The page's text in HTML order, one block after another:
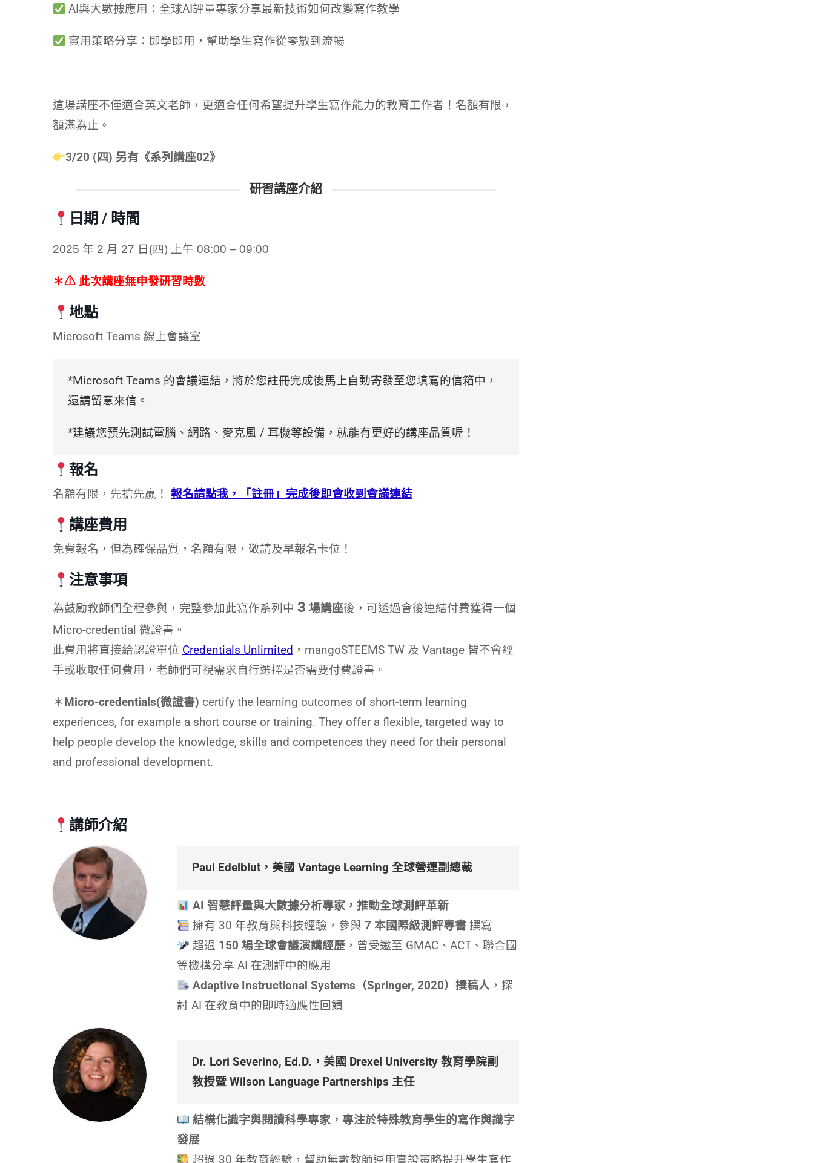
AI與大數據應用：全球AI評量專家分享最新技術如何改變寫作教學
實用策略分享：即學即用，幫助學生寫作從零散到流暢
這場講座不僅適合英文老師，更適合任何希望提升學生寫作能力的教育工作者！名額有限，
額滿為止。
3/20 (四) 另有《系列講座02》
研習講座介紹
日期 / 時間
2025 年 2 月 27 日(四) 上午 08:00 – 09:00
＊⚠ 此次講座無申發研習時數
地點
Microsoft Teams 線上會議室
*Microsoft Teams 的會議連結，將於您註冊完成後馬上自動寄發至您填寫的信箱中，
還請留意來信。
*建議您預先測試電腦、網路、麥克風 / 耳機等設備，就能有更好的講座品質喔！
報名
名額有限，先搶先贏！ 報名請點我，「註冊」完成後即會收到會議連結
講座費用
免費報名，但為確保品質，名額有限，敬請及早報名卡位！
注意事項
為鼓勵教師們全程參與，完整參加此寫作系列中 3 場講座後，可透過會後連結付費獲得一個
Micro-credential 微證書。
此費用將直接給認證單位 Credentials Unlimited ，mangoSTEEMS TW 及 Vantage 皆不會經
手或收取任何費用，老師們可視需求自行選擇是否需要付費證書。
＊ Micro-credentials(微證書) certify the learning outcomes of short-term learning
experiences, for example a short course or training. They offer a flexible, targeted way to
help people develop the knowledge, skills and competences they need for their personal
and professional development.
講師介紹
Paul Edelblut，美國 Vantage Learning 全球營運副總裁
AI 智慧評量與大數據分析專家，推動全球測評革新
擁有 30 年教育與科技經驗，參與7 本國際級測評專書 撰寫
超過 150 場全球會議演講經歷 ，曾受邀至 GMAC、ACT、聯合國
等機構分享 AI 在測評中的應用
Adaptive Instructional Systems（Springer, 2020）撰稿人 ，探
討 AI 在教育中的即時適應性回饋
Dr. Lori Severino, Ed.D.，美國 Drexel University 教育學院副
教授暨 Wilson Language Partnerships 主任
結構化識字與閱讀科學專家，專注於特殊教育學生的寫作與識字
發展
超過 30 年教育經驗，幫助無數教師運用實證策略提升學生寫作